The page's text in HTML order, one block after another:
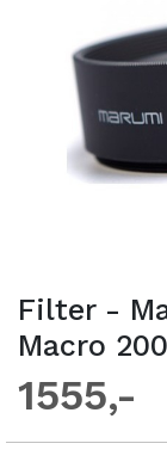
Filter -
Macro
1555
bildegalleri